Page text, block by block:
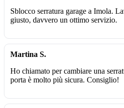
Sblocco serratura garage a Imola.
giusto, davvero un ottimo servizio.
Martina S.
Ho chiamato per cambiare una
porta è molto più sicura. Consiglio!